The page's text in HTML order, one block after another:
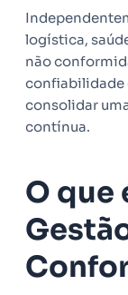
logística,
não
confiabilidade
consolidar
contínua.
O que